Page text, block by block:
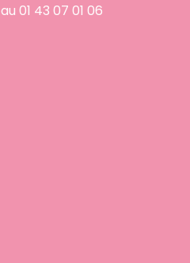
01 43 07 01 06